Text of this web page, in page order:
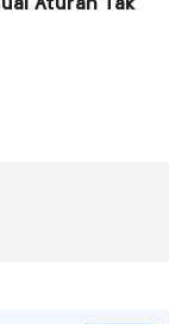
Aturan Tak